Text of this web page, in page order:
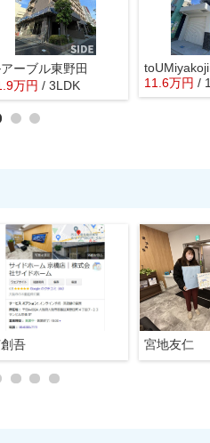
ーブル東野田
万円 / 3LDK
11.6万円 /
吾 宮地友仁